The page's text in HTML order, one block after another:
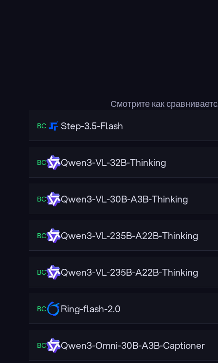
Смотрите как
ВС Step-3.5-Flash
ВС Qwen3-VL-32B-Thinking
ВС Qwen3-VL-30B-A3B-Thinking
ВС Qwen3-VL-235B-A22B-Thinking
ВС Qwen3-VL-235B-A22B-Thinking
ВС Ring-flash-2.0
ВС Qwen3-Omni-30B-A3B-Captioner